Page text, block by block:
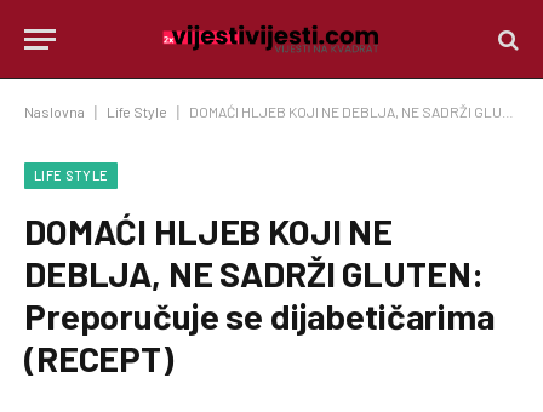
Naslovna Life Style DOMAĆI HLJEB KOJI NE DEBLJA, NE SADRŽI GLUTEN: Preporučuje se dijabetičarima (RECEPT)
LIFE STYLE
DOMAĆI HLJEB KOJI NE
DEBLJA, NE SADRŽI GLUTEN:
Preporučuje se dijabetičarima
(RECEPT)